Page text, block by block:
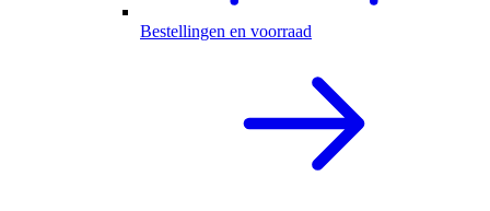
Bestellingen en voorraad